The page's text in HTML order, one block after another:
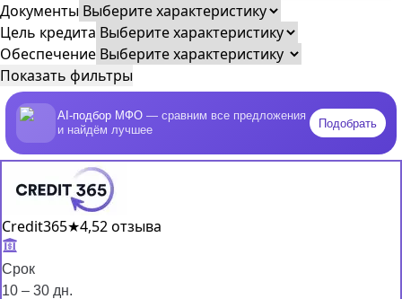
Документы
Цель кредита
Обеспечение
Показать фильтры
AI-подбор МФО — сравним все предложения
и найдём лучшее
Подобрать
Credit365★4,52 отзыва
Срок
10 – 30 дн.